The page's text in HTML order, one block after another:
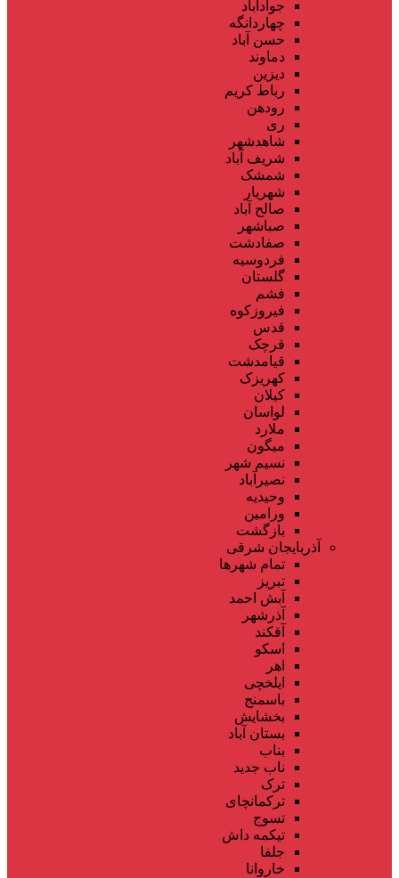
جوادآباد
چهاردانگه
حسن آباد
دماوند
دیزین
رباط کریم
رودهن
ری
شاهدشهر
شریف آباد
شمشک
شهریار
صالح آباد
صباشهر
صفادشت
فردوسیه
گلستان
فشم
فیروزکوه
قدس
قرچک
قیامدشت
کهریزک
کیلان
لواسان
ملارد
میگون
نسیم شهر
نصیرآباد
وحیدیه
ورامین
بازگشت
آذربایجان شرقی
تمام شهر‌ها
تبریز
آبش احمد
آذرشهر
آقکند
اسکو
اهر
ایلخچی
باسمنج
بخشایش
بستان آباد
بناب
ناب جدید
ترک
ترکمانچای
تسوج
تیکمه داش
جلفا
خاروانا